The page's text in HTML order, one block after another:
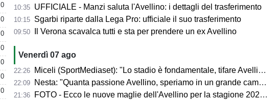
0
0
0
0
0
0
0
10:35 UFFICIALE - Manzi saluta l'Avellino: i dettagli del trasferimento
10:15 Sgarbi riparte dalla Lega Pro: ufficiale il suo trasferimento
09:50 Il Verona scavalca tutti e sta per prendere un ex Avellino
Venerdì 07 ago
22:26 Miceli (SportMediaset): "Lo stadio è fondamentale, tifare Avellino un privilegio"
22:09 Nesta: "Quanta passione Avellino, speriamo in un grande campionato"
21:36 FOTO - Ecco le nuove maglie dell'Avellino per la stagione 2026-2027